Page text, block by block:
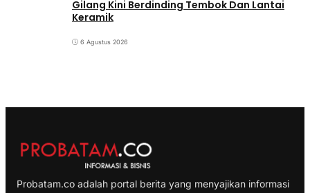
Gilang Kini Berdinding Tembok Dan Lantai
Keramik
6 Agustus 2026
Probatam.co adalah portal berita yang menyajikan informasi